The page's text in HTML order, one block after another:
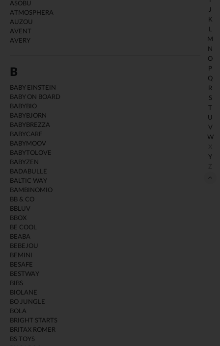
ASOBU
ATMOSPHERA
AUZOU
AVENT
AVERY
B
BABY EINSTEIN
BABY ON BOARD
BABYBIO
BABYBJORN
BABYBREZZA
BABYCARE
BABYMOOV
BABYTOLOVE
BABYZEN
BADABULLE
BALTIC WAY
BAMBINOMIO
BB & CO
BBLUV
BBOX
BE COOL
BEABA
BEBEJOU
BEMINI
BESAFE
BESTWAY
BIBS
BIOLANE
BO JUNGLE
BOLA
BRIGHT STARTS
BRITAX ROMER
BS TOYS
K
M
N
O
P
Q
R
S
T
U
V
W
Y